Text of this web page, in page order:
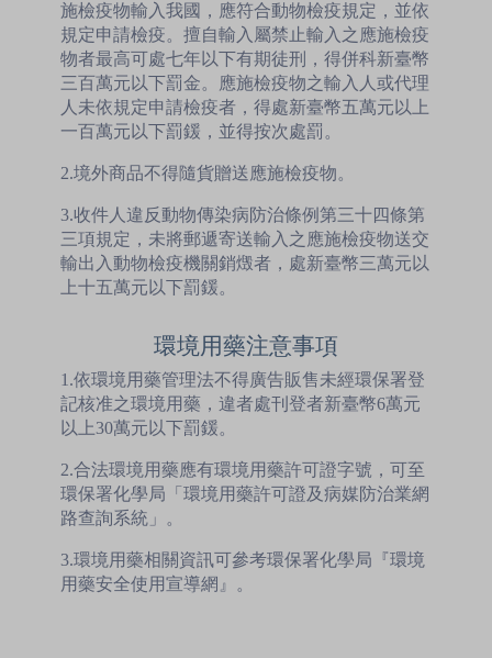
施檢疫物輸入我國，應符合動物檢疫規定，並依
規定申請檢疫。擅自輸入屬禁止輸入之應施檢疫
物者最高可處七年以下有期徒刑，得併科新臺幣
三百萬元以下罰金。應施檢疫物之輸入人或代理
人未依規定申請檢疫者，得處新臺幣五萬元以上
一百萬元以下罰鍰，並得按次處罰。
2.境外商品不得隨貨贈送應施檢疫物。
3.收件人違反動物傳染病防治條例第三十四條第
三項規定，未將郵遞寄送輸入之應施檢疫物送交
輸出入動物檢疫機關銷燬者，處新臺幣三萬元以
上十五萬元以下罰鍰。
環境用藥注意事項
1.依環境用藥管理法不得廣告販售未經環保署登
記核准之環境用藥，違者處刊登者新臺幣6萬元
以上30萬元以下罰鍰。
2.合法環境用藥應有環境用藥許可證字號，可至
環保署化學局「環境用藥許可證及病媒防治業網
路查詢系統」。
3.環境用藥相關資訊可參考環保署化學局『環境
用藥安全使用宣導網』。